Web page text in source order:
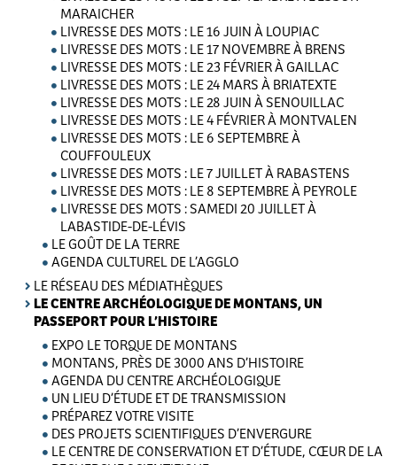
MARAICHER
LIVRESSE DES MOTS : LE 16 JUIN À LOUPIAC
LIVRESSE DES MOTS : LE 17 NOVEMBRE À BRENS
LIVRESSE DES MOTS : LE 23 FÉVRIER À GAILLAC
LIVRESSE DES MOTS : LE 24 MARS À BRIATEXTE
LIVRESSE DES MOTS : LE 28 JUIN À SENOUILLAC
LIVRESSE DES MOTS : LE 4 FÉVRIER À MONTVALEN
LIVRESSE DES MOTS : LE 6 SEPTEMBRE À
COUFFOULEUX
LIVRESSE DES MOTS : LE 7 JUILLET À RABASTENS
LIVRESSE DES MOTS : LE 8 SEPTEMBRE À PEYROLE
LIVRESSE DES MOTS : SAMEDI 20 JUILLET À
LABASTIDE-DE-LÉVIS
LE GOÛT DE LA TERRE
AGENDA CULTUREL DE L’AGGLO
LE RÉSEAU DES MÉDIATHÈQUES
LE CENTRE ARCHÉOLOGIQUE DE MONTANS, UN
PASSEPORT POUR L’HISTOIRE
EXPO LE TORQUE DE MONTANS
MONTANS, PRÈS DE 3000 ANS D’HISTOIRE
AGENDA DU CENTRE ARCHÉOLOGIQUE
UN LIEU D’ÉTUDE ET DE TRANSMISSION
PRÉPAREZ VOTRE VISITE
DES PROJETS SCIENTIFIQUES D’ENVERGURE
LE CENTRE DE CONSERVATION ET D’ÉTUDE, CŒUR DE LA